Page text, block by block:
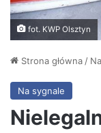
fot. KWP Olsztyn
Strona główna/
Na sygnale